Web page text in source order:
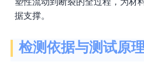
据支撑。
检测依据与测试原